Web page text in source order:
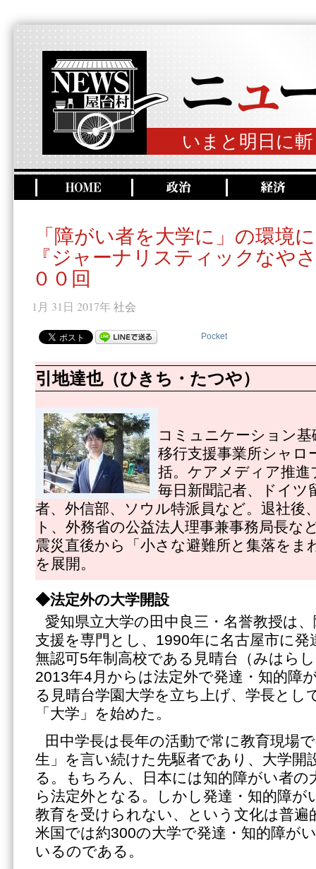
いまと明日に
「障がい者を大学に」の環境
『ジャーナリスティックなや
００回
1月 31日 2017年 社会
Pocket
引地達也（ひきち・たつや）
コミュニケーション
移行支援事業所シャロ
括。ケアメディア推
毎日新聞記者、ドイツ
者、外信部、ソウル特派員など。退社後
ト、外務省の公益法人理事兼事務局長な
震災直後から「小さな避難所と集落をま
を展開。
◆法定外の大学開設
愛知県立大学の田中良三・名誉教授は
支援を専門とし、1990年に名古屋市に発
無認可5年制高校である見晴台（みはら
2013年4月からは法定外で発達・知的障
る見晴台学園大学を立ち上げ、学長とし
「大学」を始めた。
田中学長は長年の活動で常に教育現場
生」を言い続けた先駆者であり、大学開
る。もちろん、日本には知的障がい者の
ら法定外となる。しかし発達・知的障が
教育を受けられない、という文化は普遍
米国では約300の大学で発達・知的障が
いるのである。